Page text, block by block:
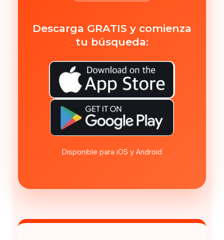
Descarga GRATIS y comienza
tu búsqueda:
Disponible para iOS y Android